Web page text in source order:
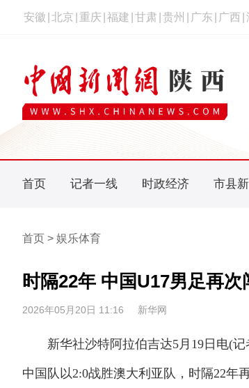
安徽 北京 重庆 福建 甘肃 贵州 广东 广西
首页 记者一线 时政经济 市县
首页 > 娱乐体育
时隔22年 中国U17男足再
2026年05月20日 11:16 新华网
新华社沙特阿拉伯吉达5月19日电(记
中国队以2:0战胜澳大利亚队，时隔22年